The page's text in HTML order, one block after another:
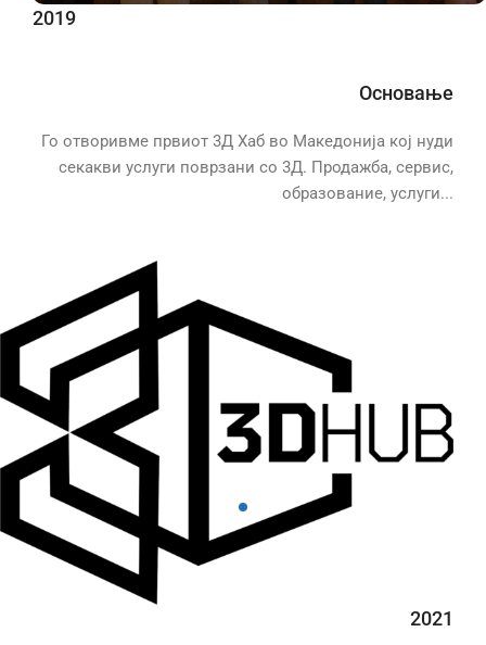
2019
Основање
Го отворивме првиот 3Д Хаб во Македонија кој нуди
секакви услуги поврзани со 3Д. Продажба, сервис,
образование, услуги...
2021